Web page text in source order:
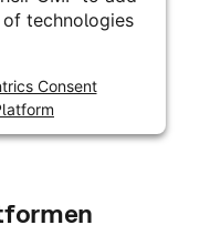
technologies
Consent